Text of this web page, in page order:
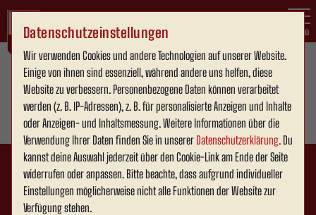
Datenschutzeinstellungen
Wir verwenden Cookies und andere Technologien auf unserer Website.
Einige von ihnen sind essenziell, während andere uns helfen, diese
Website zu verbessern. Personenbezogene Daten können verarbeitet
werden (z. B. IP-Adressen), z. B. für personalisierte Anzeigen und Inhalte
oder Anzeigen- und Inhaltsmessung. Weitere Informationen über die
Verwendung Ihrer Daten finden Sie in unserer Datenschutzerklärung. Du
kannst deine Auswahl jederzeit über den Cookie-Link am Ende der Seite
widerrufen oder anpassen. Bitte beachte, dass aufgrund individueller
Einstellungen möglicherweise nicht alle Funktionen der Website zur
Verfügung stehen.
Menü